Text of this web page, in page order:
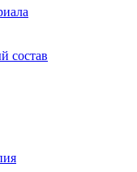
состав